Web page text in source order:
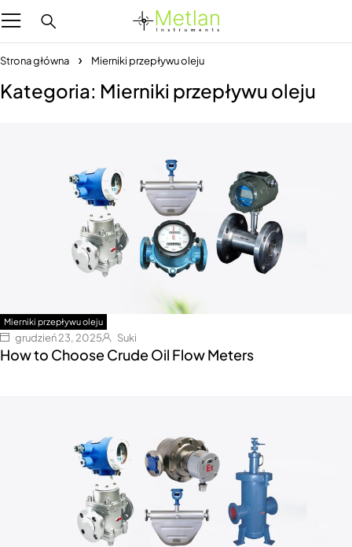
Strona główna Mierniki przepływu oleju
Kategoria: Mierniki przepływu oleju
Mierniki przepływu oleju
grudzień 23, 2025 Suki
How to Choose Crude Oil Flow Meters